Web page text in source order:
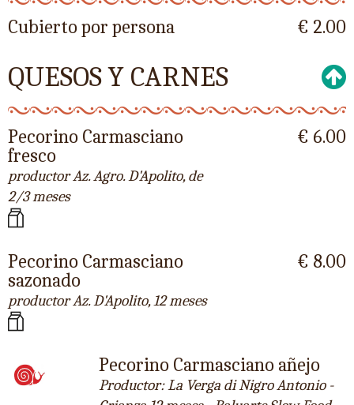
Cubierto por persona € 2.00
QUESOS Y CARNES
Pecorino Carmasciano
fresco
productor Az. Agro. D'Apolito, de
2/3 meses
€ 6.00
Pecorino Carmasciano
sazonado
productor Az. D'Apolito, 12 meses
€ 8.00
Pecorino Carmasciano añejo
Productor: La Verga di Nigro Antonio -